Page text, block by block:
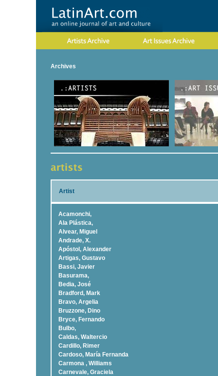
Archives
Artist
Acamonchi,
Ala Plástica,
Alvear, Miguel
Andrade, X.
Apóstol, Alexander
Artigas, Gustavo
Bassi, Javier
Basurama,
Bedia, José
Bradford, Mark
Bravo, Argelia
Bruzzone, Dino
Bryce, Fernando
Bulbo,
Caldas, Waltercio
Cardillo, Rimer
Cardoso, Marí­a Fernanda
Carmona , Williams
Carnevale, Graciela